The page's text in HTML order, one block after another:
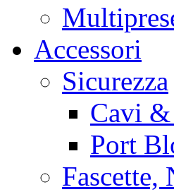
Accessori
Sicurezza
Cavi &
Port